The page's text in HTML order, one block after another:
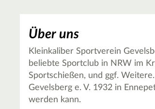
Über uns
Kleinkaliber Sportverein
beliebte Sportclub in NRW im
Sportschießen, und ggf.
Gevelsberg e. V. 1932 in
werden kann.